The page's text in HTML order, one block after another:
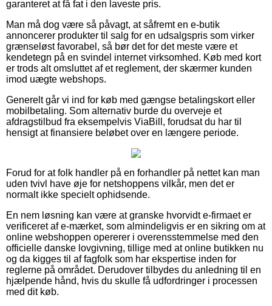
garanteret at få fat i den laveste pris.
Man må dog være så påvagt, at såfremt en e-butik
annoncerer produkter til salg for en udsalgspris som virker
grænseløst favorabel, så bør det for det meste være et
kendetegn på en svindel internet virksomhed. Køb med kort
er trods alt omsluttet af et reglement, der skærmer kunden
imod uægte webshops.
Generelt går vi ind for køb med gængse betalingskort eller
mobilbetaling. Som alternativ burde du overveje et
afdragstilbud fra eksempelvis ViaBill, forudsat du har til
hensigt at finansiere beløbet over en længere periode.
Forud for at folk handler på en forhandler på nettet kan man
uden tvivl have øje for netshoppens vilkår, men det er
normalt ikke specielt ophidsende.
En nem løsning kan være at granske hvorvidt e-firmaet er
verificeret af e-mærket, som almindeligvis er en sikring om at
online webshoppen opererer i overensstemmelse med den
officielle danske lovgivning, tillige med at online butikken nu
og da kigges til af fagfolk som har ekspertise inden for
reglerne på området. Derudover tilbydes du anledning til en
hjælpende hånd, hvis du skulle få udfordringer i processen
med dit køb.